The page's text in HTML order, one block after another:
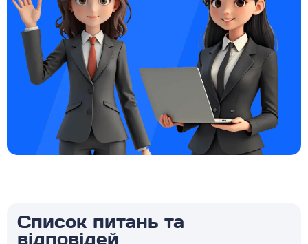
Список питань та
відповідей